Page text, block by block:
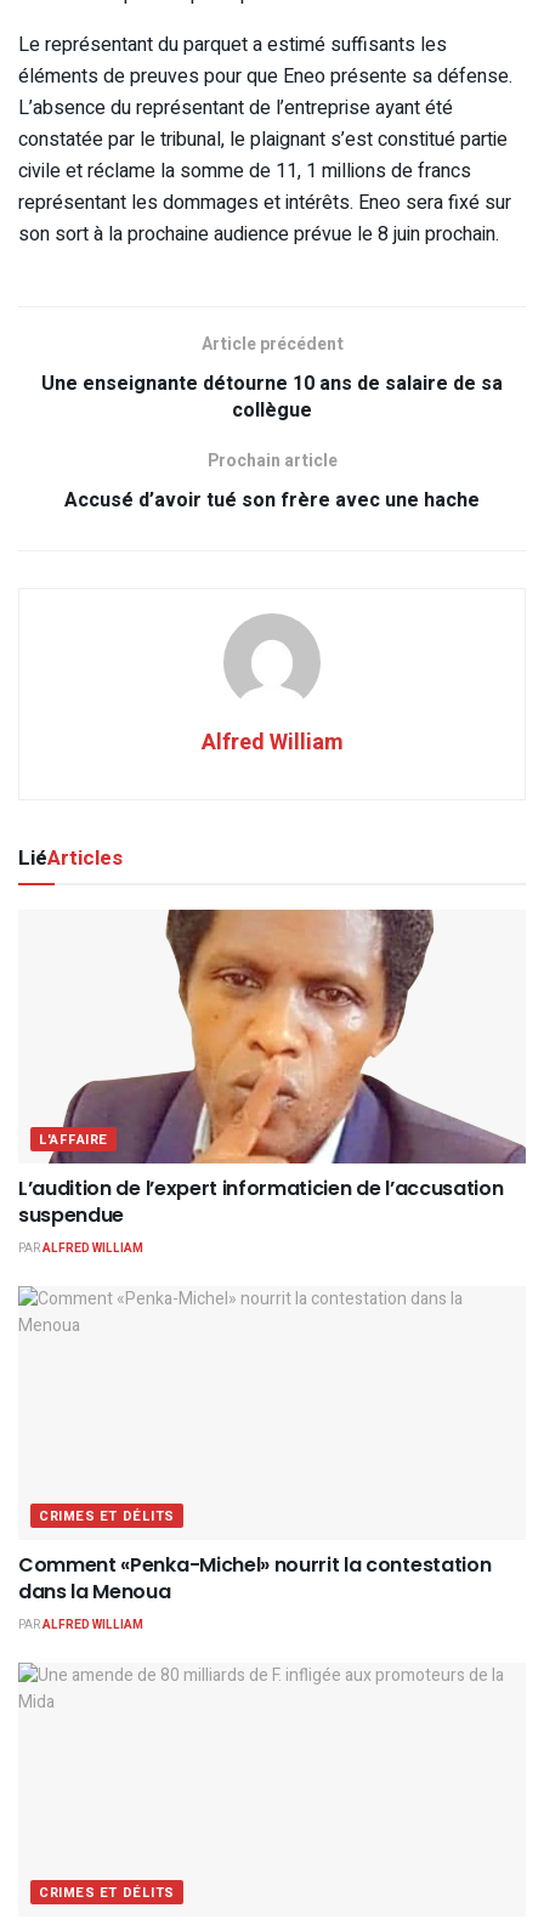
Le représentant du parquet a estimé suffisants les
éléments de preuves pour que Eneo présente sa défense.
L’absence du représentant de l’entreprise ayant été
constatée par le tribunal, le plaignant s’est constitué partie
civile et réclame la somme de 11, 1 millions de francs
représentant les dommages et intérêts. Eneo sera fixé sur
son sort à la prochaine audience prévue le 8 juin prochain.
Article précédent
Une enseignante détourne 10 ans de salaire de sa
collègue
Prochain article
Accusé d’avoir tué son frère avec une hache
Alfred William
LiéArticles
L'AFFAIRE
L’audition de l’expert informaticien de l’accusation
suspendue
PARALFRED WILLIAM
CRIMES ET DÉLITS
Comment «Penka-Michel» nourrit la contestation
dans la Menoua
PARALFRED WILLIAM
CRIMES ET DÉLITS